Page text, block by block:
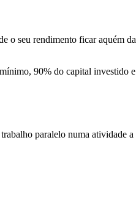
seu rendimento ficar aquém
90% do capital investido
paralelo numa atividade